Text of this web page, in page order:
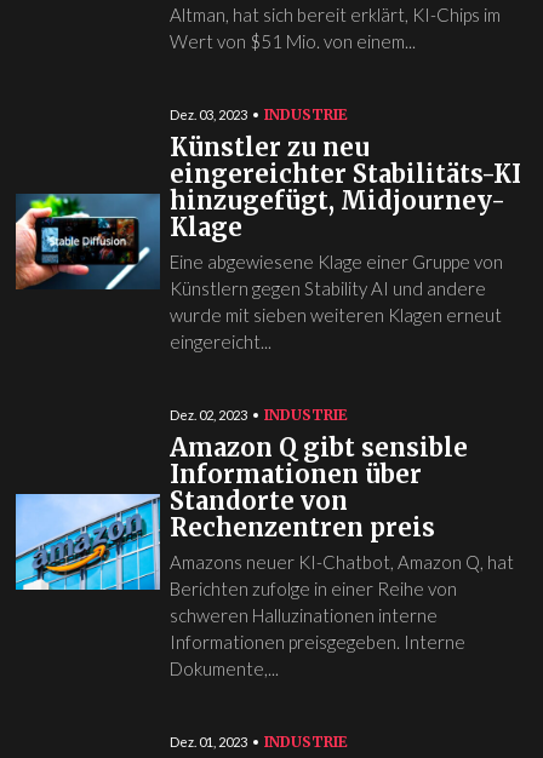
Altman, hat sich bereit erklärt, KI-Chips im
Wert von $51 Mio. von einem...
Dez. 03, 2023 INDUSTRIE
Künstler zu neu
eingereichter Stabilitäts-KI
hinzugefügt, Midjourney-
Klage
Eine abgewiesene Klage einer Gruppe von
Künstlern gegen Stability AI und andere
wurde mit sieben weiteren Klagen erneut
eingereicht...
Dez. 02, 2023 INDUSTRIE
Amazon Q gibt sensible
Informationen über
Standorte von
Rechenzentren preis
Amazons neuer KI-Chatbot, Amazon Q, hat
Berichten zufolge in einer Reihe von
schweren Halluzinationen interne
Informationen preisgegeben. Interne
Dokumente,...
Dez. 01, 2023 INDUSTRIE